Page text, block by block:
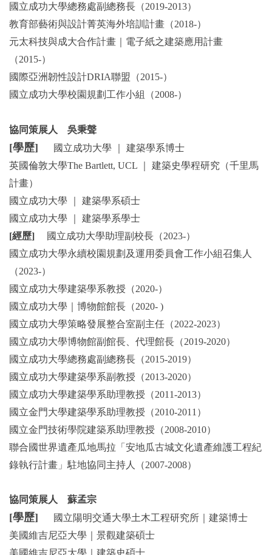
國立成功大學總務處副總務長（2019-2013）
教育部藝術與設計菁英海外培訓計畫（2018-）
元太科技與成大合作計畫｜電子紙之建築應用計畫
（2015-）
國際亞洲韌性設計DRIA聯盟（2015-）
國立成功大學校園規劃工作小組（2008-）
協同策展人 吳秉聲
[學歷]
國立成功大學 ｜ 建築學系博士
英國倫敦大學The Bartlett, UCL ｜ 建築史學程研究（千里馬
計畫）
國立成功大學 ｜ 建築學系碩士
國立成功大學 ｜ 建築學系學士
[經歷]
國立成功大學助理副校長（2023-）
國立成功大學永續校園規劃及運用委員會工作小組召集人
（2023-）
國立成功大學建築學系教授（2020-）
國立成功大學｜博物館館長（2020- )
國立成功大學策略發展整合室副主任（2022-2023）
國立成功大學博物館副館長、代理館長（2019-2020）
國立成功大學總務處副總務長（2015-2019）
國立成功大學建築學系副教授（2013-2020）
國立成功大學建築學系助理教授（2011-2013）
國立金門大學建築學系助理教授（2010-2011）
國立金門技術學院建築系助理教授（2008-2010）
聯合國世界遺產瓜地馬拉「安地瓜古城文化遺產維護工程紀
錄執行計畫」駐地協同主持人（2007-2008）
協同策展人 蘇孟宗
[學歷]
國立陽明交通大學土木工程研究所｜建築博士
美國維吉尼亞大學｜景觀建築碩士
美國維吉尼亞大學｜建築史碩士